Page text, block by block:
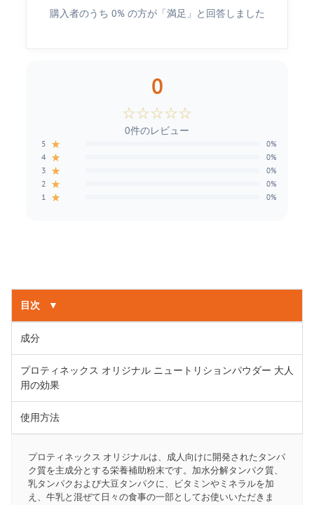
購入者のうち 0% の方が「満足」と回答しました
0
☆☆☆☆☆
0件のレビュー
5 ★ 0%
4 ★ 0%
3 ★ 0%
2 ★ 0%
1 ★ 0%
目次 ▼
成分
プロティネックス オリジナル ニュートリションパウダー 大人
用の効果
使用方法
プロティネックス オリジナルは、成人向けに開発されたタンパ
ク質を主成分とする栄養補助粉末です。加水分解タンパク質、
乳タンパクおよび大豆タンパクに、ビタミンやミネラルを加
え、牛乳と混ぜて日々の食事の一部としてお使いいただきま